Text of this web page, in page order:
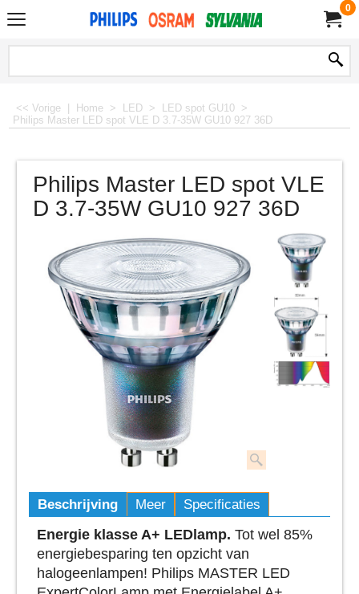
0
<< Vorige Home > LED > LED spot GU10 >
Philips Master LED spot VLE D 3.7-35W GU10 927 36D
Philips Master LED spot VLE
D 3.7-35W GU10 927 36D
Beschrijving Meer Specificaties
Energie klasse A+ LEDlamp. Tot wel 85%
energiebesparing ten opzicht van
halogeenlampen! Philips MASTER LED